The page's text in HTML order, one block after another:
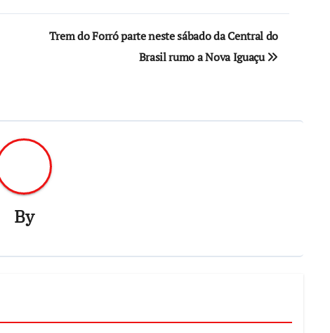
Trem do Forró parte neste sábado da Central do
Brasil rumo a Nova Iguaçu
By